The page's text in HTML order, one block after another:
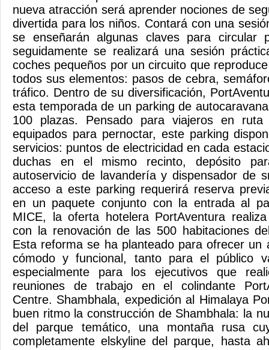
nueva atracción será aprender nociones de
divertida para los niños. Contará con una
se enseñarán algunas claves para
seguidamente se realizará una sesión
coches pequeños por un circuito que
todos sus elementos: pasos de cebra,
tráfico. Dentro de su diversificación,
esta temporada de un parking de
100 plazas. Pensado para viajeros en ruta
equipados para pernoctar, este parking
servicios: puntos de electricidad en cada
duchas en el mismo recinto, depósito
autoservicio de lavandería y dispensador de
acceso a este parking requerirá reserva
en un paquete conjunto con la entrada al
MICE, la oferta hotelera PortAventura
con la renovación de las 500 habitaciones
Esta reforma se ha planteado para ofrecer un
cómodo y funcional, tanto para el público
especialmente para los ejecutivos que
reuniones de trabajo en el colindante
Centre. Shambhala, expedición al Himalaya
buen ritmo la construcción de Shambhala: la
del parque temático, una montaña rusa
completamente elskyline del parque, hasta